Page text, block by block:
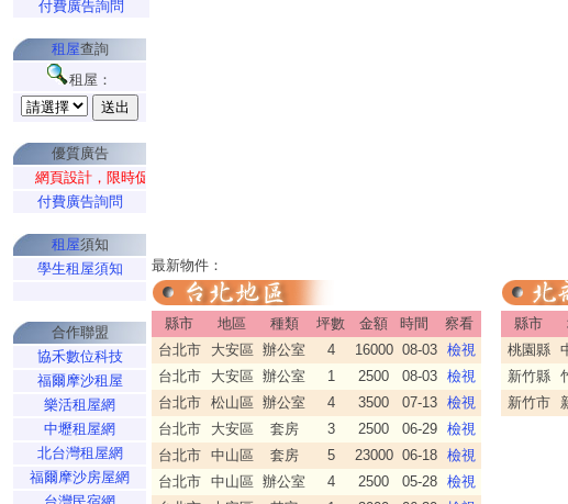
付費廣告詢問
租屋查詢
租屋：
優質廣告
網頁設計，限時促銷特惠方案中...
付費廣告詢問
租屋須知
學生租屋須知
合作聯盟
協禾數位科技
福爾摩沙租屋
樂活租屋網
中壢租屋網
北台灣租屋網
福爾摩沙房屋網
最新物件：
縣市 地區 種類 坪數 金額 時間
察看
台北市
大安區 辦公室 4 16000 08-03
檢視
台北市
大安區 辦公室 1 2500 08-03
檢視
台北市
松山區 辦公室 4 3500 07-13
檢視
台北市
大安區 套房 3 2500 06-29
檢視
台北市
中山區 套房 5 23000 06-18
檢視
台北市
中山區 辦公室 4 2500 05-28
檢視
縣市
桃園縣
新竹縣
新竹市